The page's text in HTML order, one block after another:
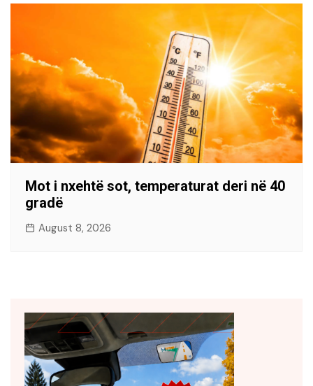
Mot i nxehtë sot, temperaturat deri në 40
gradë
August 8, 2026